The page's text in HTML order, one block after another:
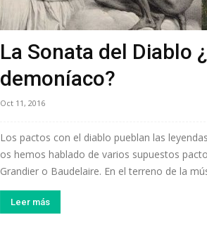
La Sonata del Diablo
demoníaco?
Oct 11, 2016
Los pactos con el diablo pueblan las
os hemos hablado de varios supuestos
Grandier o Baudelaire. En el terreno de la
Leer más